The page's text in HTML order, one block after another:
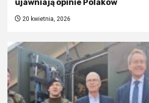
ujawniają opinie Polaków
20 kwietnia, 2026